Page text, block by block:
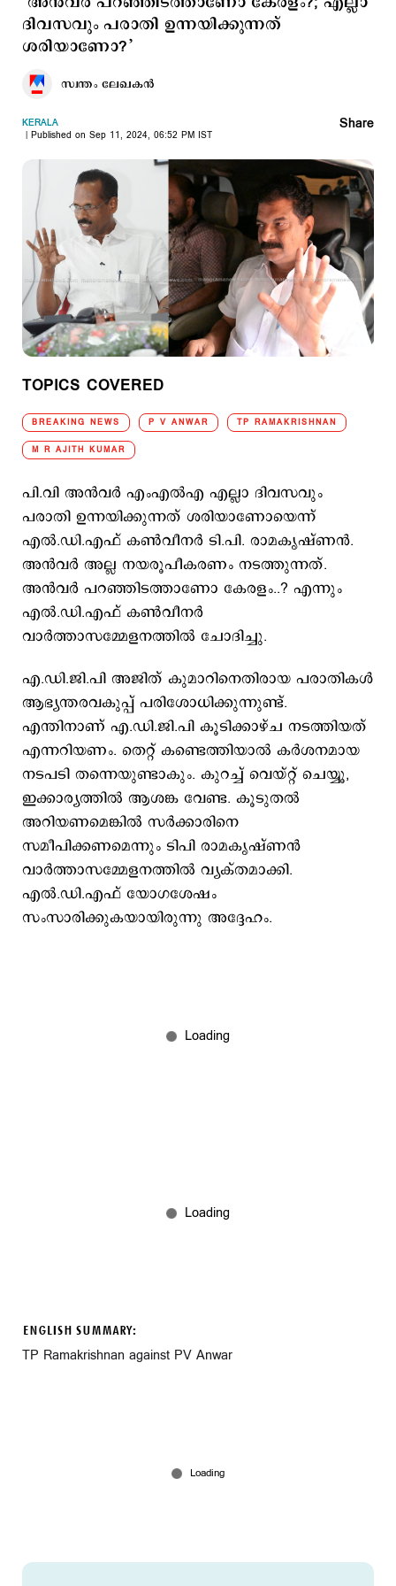
ദിവസവും പരാതി ഉന്നയിക്കുന്നത്
ശരിയാണോ?’
സ്വന്തം ലേഖകൻ
KERALA
Published on Sep 11, 2024, 06:52 PM IST
Share
TOPICS COVERED
BREAKING NEWS P V ANWAR TP RAMAKRISHNAN
M R AJITH KUMAR
പി.വി അന്‍വര്‍ എംഎല്‍എ എല്ലാ ദിവസവും
പരാതി ഉന്നയിക്കുന്നത് ശരിയാണോയെന്ന്
എല്‍.ഡി.എഫ് കണ്‍വീനര്‍ ടി.പി. രാമകൃഷ്ണന്‍.
അന്‍വര്‍ അല്ല നയരൂപീകരണം നടത്തുന്നത്.
അന്‍വര്‍ പറഞ്ഞിടത്താണോ കേരളം..? എന്നും
എല്‍.ഡി.എഫ് കണ്‍വീനര്‍
വാര്‍ത്താസമ്മേളനത്തില്‍ ചോദിച്ചു.
എ.ഡി.ജി.പി അജിത് കുമാറിനെതിരായ പരാതികള്‍
ആഭ്യന്തരവകുപ്പ് പരിശോധിക്കുന്നുണ്ട്.
എന്തിനാണ് എ.ഡി.ജി.പി കൂടിക്കാഴ്ച നടത്തിയത്
എന്നറിയണം. തെറ്റ് കണ്ടെത്തിയാല്‍ കര്‍ശനമായ
നടപടി തന്നെയുണ്ടാകും. കുറച്ച് വെയ്റ്റ് ചെയ്യൂ,
ഇക്കാര്യത്തില്‍ ആശങ്ക വേണ്ട. കൂടുതല്‍
അറിയണമെങ്കില്‍ സര്‍ക്കാരിനെ
സമീപിക്കണമെന്നും ടിപി രാമകൃഷ്ണന്‍
വാര്‍ത്താസമ്മേളനത്തില്‍ വ്യക്തമാക്കി.
എല്‍.ഡി.എഫ് യോഗശേഷം
സംസാരിക്കുകയായിരുന്നു അദ്ദേഹം.
ENGLISH SUMMARY:
TP Ramakrishnan against PV Anwar